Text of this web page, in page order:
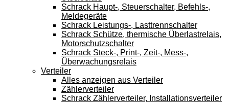
Schrack Haupt-, Steuerschalter, Befehls-,
Meldegeräte
Schrack Leistungs-, Lasttrennschalter
Schrack Schütze, thermische Überlastrelais,
Motorschutzschalter
Schrack Steck-, Print-, Zeit-, Mess-,
Überwachungsrelais
Verteiler
Alles anzeigen aus Verteiler
Zählerverteiler
Schrack Zählerverteiler, Installationsverteiler